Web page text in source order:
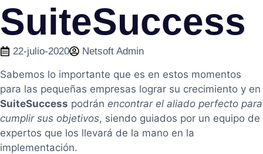
SuiteSuccess
22-julio-2020 Netsoft Admin
Sabemos lo importante que es en estos momentos
para las pequeñas empresas lograr su crecimiento y en
SuiteSuccess podrán encontrar el aliado perfecto para
cumplir sus objetivos, siendo guiados por un equipo de
expertos que los llevará de la mano en la
implementación.